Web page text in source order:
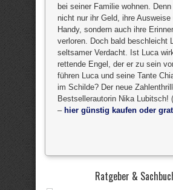
bei seiner Familie wohnen.
nicht nur ihr Geld, ihre Ausweise
Handy, sondern auch ihre
verloren. Doch bald beschleicht
seltsamer Verdacht. Ist Luca
rettende Engel, der er zu sein
führen Luca und seine Tante
im Schilde? Der neue
Bestsellerautorin Nika Lubitsch!
– hier günstig kaufen oder
Ratgeber &